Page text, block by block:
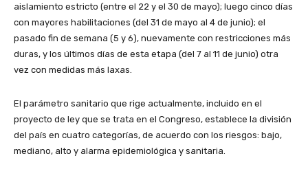
aislamiento estricto (entre el 22 y el 30 de mayo); luego cinco días
con mayores habilitaciones (del 31 de mayo al 4 de junio); el
pasado fin de semana (5 y 6), nuevamente con restricciones más
duras, y los últimos días de esta etapa (del 7 al 11 de junio) otra
vez con medidas más laxas.
El parámetro sanitario que rige actualmente, incluido en el
proyecto de ley que se trata en el Congreso, establece la división
del país en cuatro categorías, de acuerdo con los riesgos: bajo,
mediano, alto y alarma epidemiológica y sanitaria.